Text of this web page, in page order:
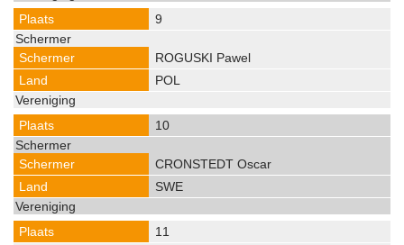
9
ROGUSKI Pawel
POL
10
CRONSTEDT Oscar
SWE
11